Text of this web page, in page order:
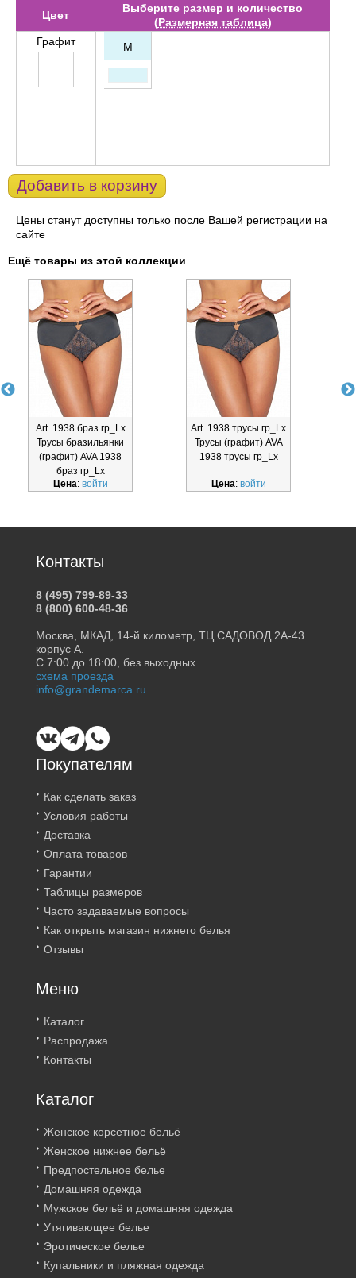
Цвет
Выберите размер и количество
(Размерная таблица)
Графит
M
Добавить в корзину
Цены станут доступны только после Вашей регистрации на
сайте
Ещё товары из этой коллекции
Art. 1938 браз гр_Lx
Трусы бразильянки
(графит) AVA 1938
браз гр_Lx
Цена: войти
Art. 1938 трусы гр_Lx
Трусы (графит) AVA
1938 трусы гр_Lx
Цена: войти
Покупателям
Как сделать заказ
Условия работы
Доставка
Оплата товаров
Гарантии
Таблицы размеров
Часто задаваемые вопросы
Как открыть магазин нижнего белья
Отзывы
Меню
Каталог
Распродажа
Контакты
Каталог
Женское корсетное бельё
Женское нижнее бельё
Предпостельное белье
Домашняя одежда
Мужское бельё и домашняя одежда
Утягивающее белье
Эротическое белье
Купальники и пляжная одежда
Контакты
8 (495) 799-89-33
8 (800) 600-48-36
Москва, МКАД, 14-й километр, ТЦ САДОВОД 2А-43
корпус А.
С 7:00 до 18:00, без выходных
схема проезда
info@grandemarca.ru